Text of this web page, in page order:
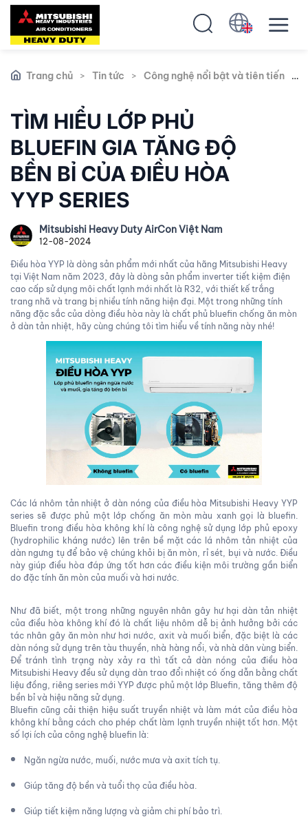
Trang chủ > Tin tức > Công nghệ nổi bật và tiên tiến
TÌM HIỂU LỚP PHỦ
BLUEFIN GIA TĂNG ĐỘ
BỀN BỈ CỦA ĐIỀU HÒA
YYP SERIES
Mitsubishi Heavy Duty AirCon Việt Nam
12-08-2024
Điều hòa YYP là dòng sản phẩm mới nhất của hãng Mitsubishi Heavy
tại Việt Nam năm 2023, đây là dòng sản phẩm inverter tiết kiệm điện
cao cấp sử dụng môi chất lạnh mới nhất là R32, với thiết kế trắng
trang nhã và trang bị nhiều tính năng hiện đại. Một trong những tính
năng đặc sắc của dòng điều hòa này là chất phủ bluefin chống ăn mòn
ở dàn tản nhiệt, hãy cùng chúng tôi tìm hiểu về tính năng này nhé!
Các lá nhôm tản nhiệt ở dàn nóng của điều hòa Mitsubishi Heavy YYP
series sẽ được phủ một lớp chống ăn mòn màu xanh gọi là bluefin.
Bluefin trong điều hòa không khí là công nghệ sử dụng lớp phủ epoxy
(hydrophilic kháng nước) lên trên bề mặt các lá nhôm tản nhiệt của
dàn ngưng tụ để bảo vệ chúng khỏi bị ăn mòn, rỉ sét, bụi và nước. Điều
này giúp điều hòa đáp ứng tốt hơn các điều kiện môi trường gần biển
do đặc tính ăn mòn của muối và hơi nước.
Như đã biết, một trong những nguyên nhân gây hư hại dàn tản nhiệt
của điều hòa không khí đó là chất liệu nhôm dễ bị ảnh hưởng bởi các
tác nhân gây ăn mòn như hơi nước, axit và muối biển, đặc biệt là các
dàn nóng sử dụng trên tàu thuyền, nhà hàng nổi, và nhà dân vùng biển.
Để tránh tình trạng này xảy ra thì tất cả dàn nóng của điều hòa
Mitsubishi Heavy đều sử dụng dàn trao đổi nhiệt có ống dẫn bằng chất
liệu đồng, riêng series mới YYP được phủ một lớp Bluefin, tăng thêm độ
bền bỉ và hiệu năng sử dụng.
Bluefin cũng cải thiện hiệu suất truyền nhiệt và làm mát của điều hòa
không khí bằng cách cho phép chất làm lạnh truyền nhiệt tốt hơn. Một
số lợi ích của công nghệ bluefin là:
Ngăn ngừa nước, muối, nước mưa và axit tích tụ.
Giúp tăng độ bền và tuổi thọ của điều hòa.
Giúp tiết kiệm năng lượng và giảm chi phí bảo trì.